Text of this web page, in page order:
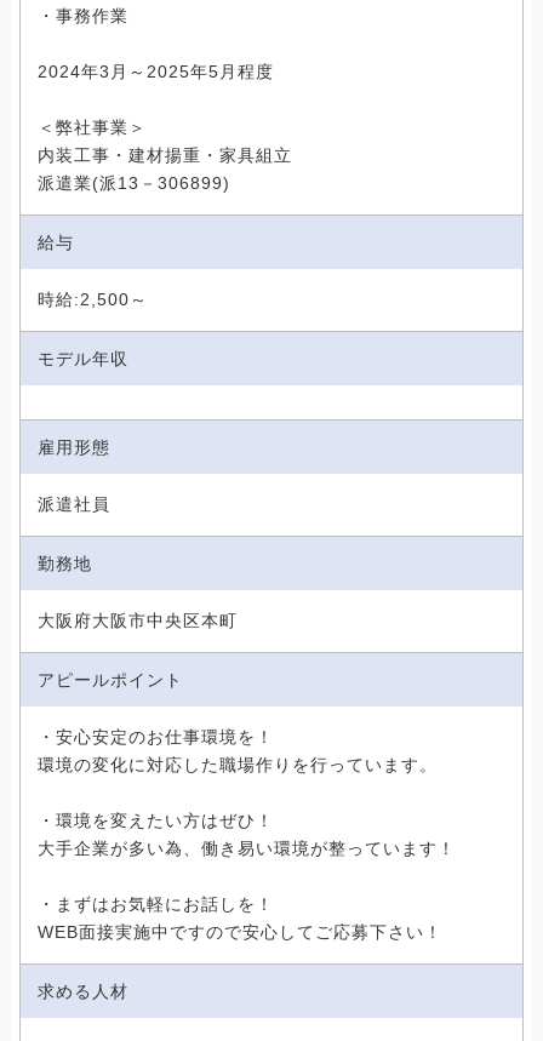
・事務作業
2024年3月～2025年5月程度
＜弊社事業＞
内装工事・建材揚重・家具組立
派遣業(派13－306899)
給与
時給:2,500～
モデル年収
雇用形態
派遣社員
勤務地
大阪府大阪市中央区本町
アピールポイント
・安心安定のお仕事環境を！
環境の変化に対応した職場作りを行っています。
・環境を変えたい方はぜひ！
大手企業が多い為、働き易い環境が整っています！
・まずはお気軽にお話しを！
WEB面接実施中ですので安心してご応募下さい！
求める人材